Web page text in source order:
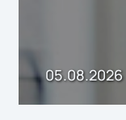
05.08.2026